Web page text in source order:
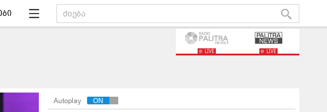
LIVE LIVE
Autoplay